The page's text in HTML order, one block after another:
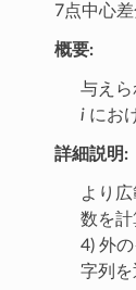
7点中心
概要:
与えら
iにお
詳細説明:
より
数を計
4) 外
字列を